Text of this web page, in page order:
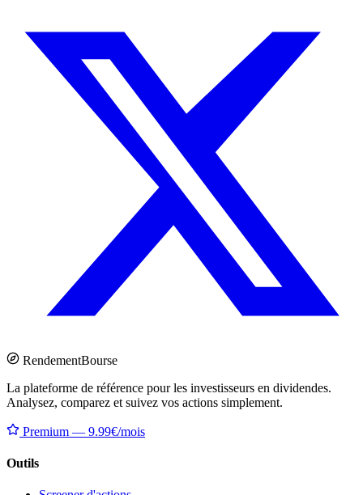
RendementBourse
La plateforme de référence pour les investisseurs en dividendes.
Analysez, comparez et suivez vos actions simplement.
Premium — 9.99€/mois
Outils